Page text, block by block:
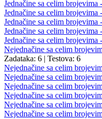
Jednačine sa celim brojevima
Jednačine sa celim brojevima
Jednačine sa celim brojevima
Jednačine sa celim brojevima
Jednačine sa celim brojevima
Nejednačine sa celim
Zadataka: 6 | Testova: 6
Nejednačine sa celim
Nejednačine sa celim
Nejednačine sa celim
Nejednačine sa celim
Nejednačine sa celim
Nejednačine sa celim